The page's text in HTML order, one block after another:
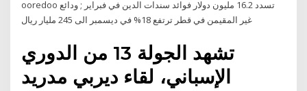
ooredoo تسدد 16.2 مليون دولار فوائد سندات الدين في فبراير ; ودائع
غير المقيمن في قطر ترتفع 18% في ديسمبر الى 245 مليار ريال
تشهد الجولة 13 من الدوري
الإسباني، لقاء ديربي مدريد